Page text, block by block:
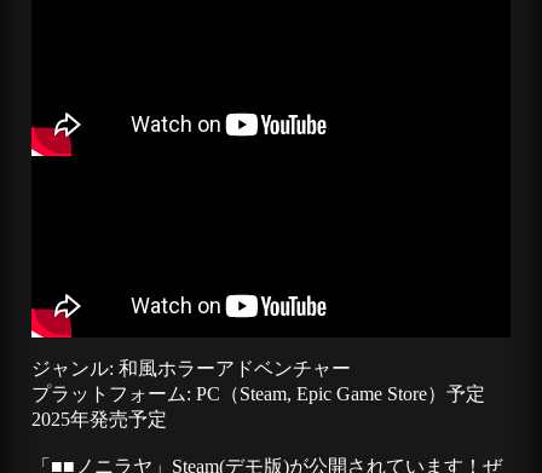
ジャンル: 和風ホラーアドベンチャー
プラットフォーム: PC（Steam, Epic Game Store）予定
2025年発売予定
「■■ノニラヤ」Steam(デモ版)が公開されています！ぜ